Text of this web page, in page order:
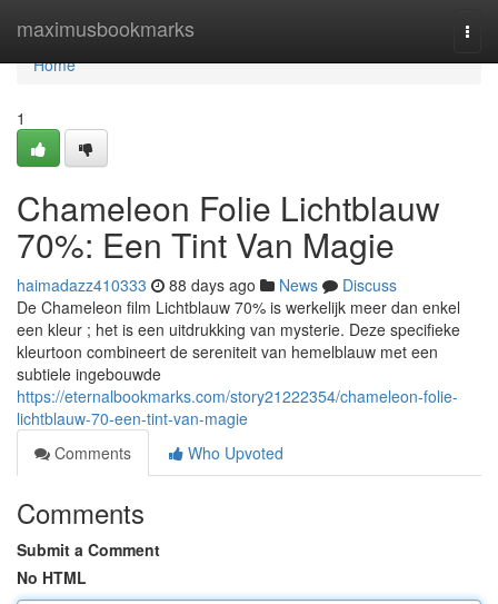
maximusbookmarks
Home
Home
1
Chameleon Folie Lichtblauw
70%: Een Tint Van Magie
haimadazz410333 88 days ago News
Discuss
De Chameleon film Lichtblauw 70% is werkelijk meer dan enkel
een kleur ; het is een uitdrukking van mysterie. Deze specifieke
kleurtoon combineert de sereniteit van hemelblauw met een
subtiele ingebouwde
https://eternalbookmarks.com/story21222354/chameleon-folie-
lichtblauw-70-een-tint-van-magie
Comments
Who Upvoted
Comments
Submit a Comment
No HTML